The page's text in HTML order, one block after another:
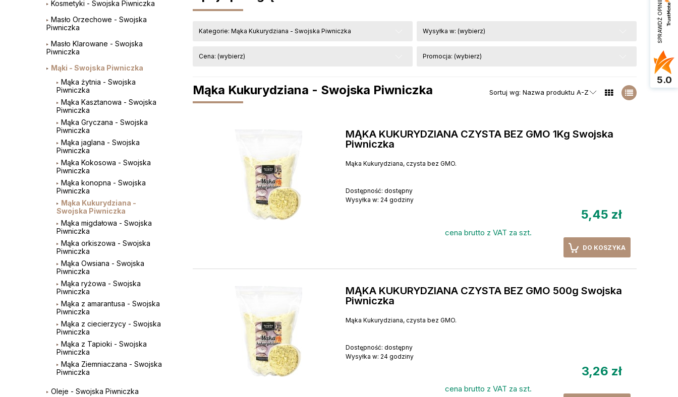
Kosmetyki - Swojska Piwniczka
Masło Orzechowe - Swojska
Piwniczka
Masło Klarowane - Swojska
Piwniczka
Mąki - Swojska Piwniczka
Mąka żytnia - Swojska
Piwniczka
Mąka Kasztanowa - Swojska
Piwniczka
Mąka Gryczana - Swojska
Piwniczka
Mąka jaglana - Swojska
Piwniczka
Mąka Kokosowa - Swojska
Piwniczka
Mąka konopna - Swojska
Piwniczka
Mąka Kukurydziana -
Swojska Piwniczka
Mąka migdałowa - Swojska
Piwniczka
Mąka orkiszowa - Swojska
Piwniczka
Mąka Owsiana - Swojska
Piwniczka
Mąka ryżowa - Swojska
Piwniczka
Mąka z amarantusa - Swojska
Piwniczka
Mąka z ciecierzycy - Swojska
Piwniczka
Mąka z Tapioki - Swojska
Piwniczka
Mąka Ziemniaczana - Swojska
Piwniczka
Oleje - Swojska Piwniczka
Kategorie: Mąka Kukurydziana - Swojska Piwniczka Wysyłka w: (wybierz)
Cena: (wybierz) Promocja: (wybierz)
Mąka Kukurydziana - Swojska Piwniczka Sortuj wg: Nazwa produktu A-Z
MĄKA KUKURYDZIANA CZYSTA BEZ GMO 1Kg Swojska
Piwniczka
Mąka Kukurydziana, czysta bez GMO.
Dostępność: dostępny
Wysyłka w: 24 godziny
5,45 zł
cena brutto z VAT za szt.
DO KOSZYKA
MĄKA KUKURYDZIANA CZYSTA BEZ GMO 500g Swojska
Piwniczka
Mąka Kukurydziana, czysta bez GMO.
Dostępność: dostępny
Wysyłka w: 24 godziny
3,26 zł
cena brutto z VAT za szt.
SPRAWDŹ OPINIE
5.0